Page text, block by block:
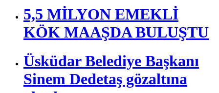
İYİ PARTİ İL BAŞKANI
5,5 MİLYON EMEKLİ